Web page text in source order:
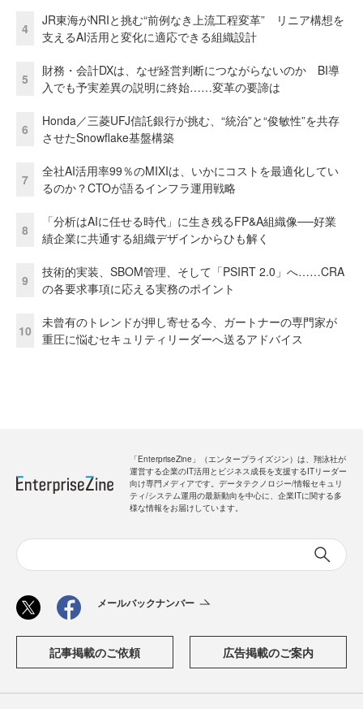
4
JR東海がNRIと挑む“前例なき上流工程変革” リニア構想を
支えるAI活用と変化に適応できる組織設計
5
財務・会計DXは、なぜ経営判断につながらないのか BI導
入でも予実差異の説明に終始……変革の要諦は
6
Honda／三菱UFJ信託銀行が挑む、“統治”と“俊敏性”を共存
させたSnowflake基盤構築
7
全社AI活用率99％のMIXIは、いかにコストを最適化してい
るのか？CTOが語るインフラ運用戦略
8
「分析はAIに任せる時代」に生き残るFP&A組織像──好業
績企業に共通する組織デザインからひも解く
9
技術的実装、SBOM管理、そして「PSIRT 2.0」へ……CRA
の各要求事項に応える実務のポイント
10
未曾有のトレンドが押し寄せる今、ガートナーの専門家が
重圧に悩むセキュリティリーダーへ送るアドバイス
「EnterpriseZine」（エンタープライズジン）は、翔泳社が
運営する企業のIT活用とビジネス成長を支援するITリーダー
向け専門メディアです。データテクノロジー/情報セキュリ
ティ/システム運用の最新動向を中心に、企業ITに関する多
様な情報をお届けしています。
メールバックナンバー
記事掲載のご依頼 広告掲載のご案内